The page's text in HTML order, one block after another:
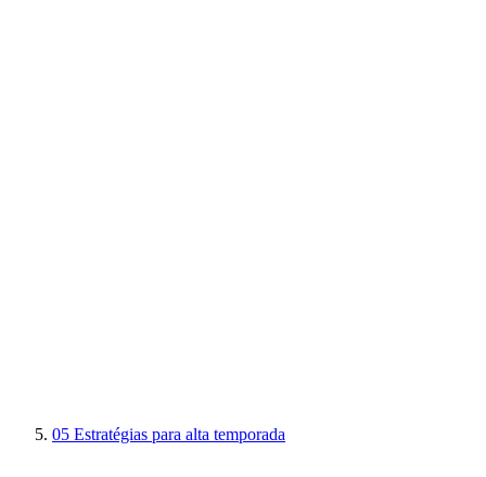
05 Estratégias para alta temporada